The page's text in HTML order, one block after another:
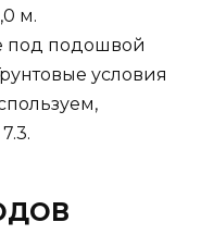
м.
под подошвой
условия